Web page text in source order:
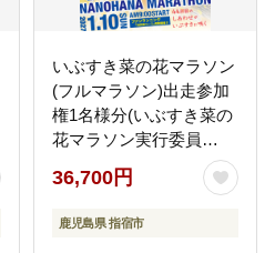
いぶすき菜の花マラソン
(フルマラソン)出走参加
権1名様分(いぶすき菜の
花マラソン実行委員
会/IB049-001)
36,700円
鹿児島県 指宿市